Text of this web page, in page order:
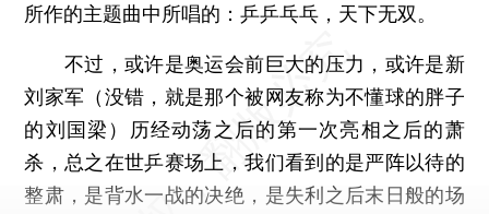
所作的主题曲中所唱的：乒乒乓乓，天下无双。
不过，或许是奥运会前巨大的压力，或许是新
刘家军（没错，就是那个被网友称为不懂球的胖子
的刘国梁）历经动荡之后的第一次亮相之后的萧
杀，总之在世乒赛场上，我们看到的是严阵以待的
整肃，是背水一战的决绝，是失利之后末日般的场